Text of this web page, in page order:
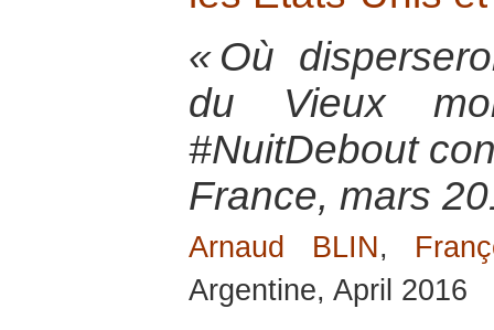
« Où
du Vieux
#NuitDebout
France, mars
Arnaud BLIN,
Argentine, April 2016